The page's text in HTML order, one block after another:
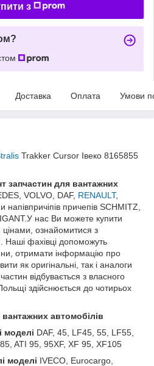
з
Доставка Оплата Умови
Trakker Cursor Івеко 8165855
запчастин для вантажних
VOLVO, DAF, RENAULT,
причепів SCHMITZ,
нас Ви можете купити
ознайомитися з
Наші фахівці допоможуть
отримати інформацію про
як оригінальні, так і аналоги
відбувається з власного
здійснюється до чотирьох
автомобілів
моделі DAF, 45, LF45, 55, LF55,
ATI 95, 95XF, XF 95, XF105
моделі IVECO, Eurocargo,